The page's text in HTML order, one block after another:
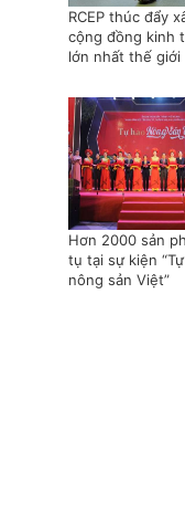
RCEP thúc đẩy
cộng đồng kinh
lớn nhất thế giới
Hơn 2000 sản
tụ tại sự kiện
nông sản Việt”